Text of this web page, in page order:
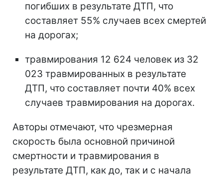
погибших в результате ДТП, что
составляет 55% случаев всех смертей
на дорогах;
травмирования 12 624 человек из 32
023 травмированных в результате
ДТП, что составляет почти 40% всех
случаев травмирования на дорогах.
Авторы отмечают, что чрезмерная
скорость была основной причиной
смертности и травмирования в
результате ДТП, как до, так и с начала